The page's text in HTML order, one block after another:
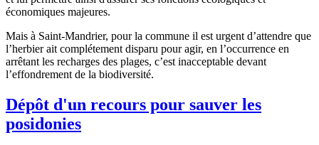
économiques majeures.
Mais à Saint-Mandrier, pour la commune il est urgent d’attendre que
l’herbier ait complétement disparu pour agir, en l’occurrence en
arrêtant les recharges des plages, c’est inacceptable devant
l’effondrement de la biodiversité.
Dépôt d'un recours pour sauver les
posidonies